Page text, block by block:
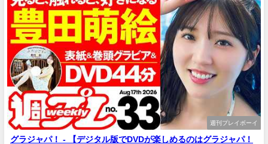
週刊プレイボーイ
グラジャパ！ - 【デジタル版でDVDが楽しめるのはグラジャパ！